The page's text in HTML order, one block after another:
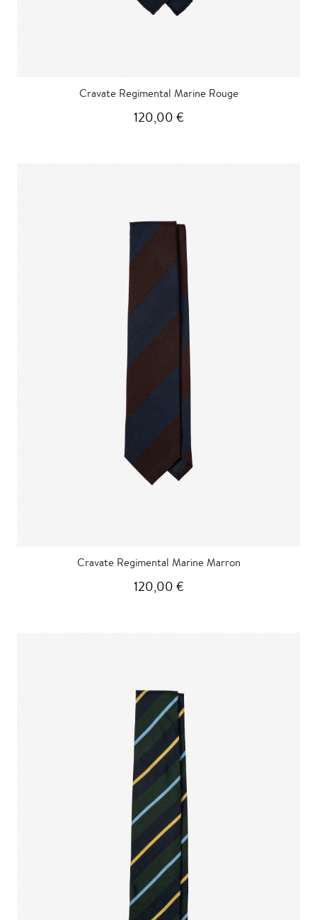
Cravate Regimental Marine Rouge
120,00 €
Cravate Regimental Marine Marron
120,00 €